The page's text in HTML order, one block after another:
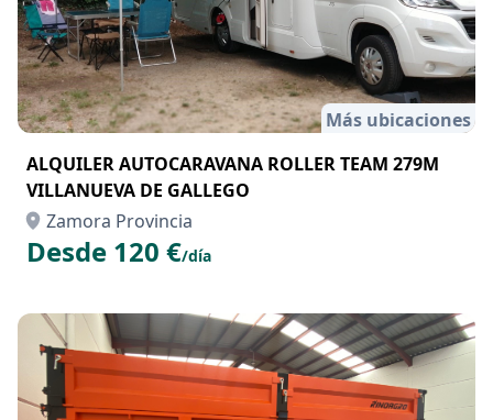
Más ubicaciones
ALQUILER AUTOCARAVANA ROLLER TEAM 279M
VILLANUEVA DE GALLEGO
Zamora Provincia
Desde 120 €/día